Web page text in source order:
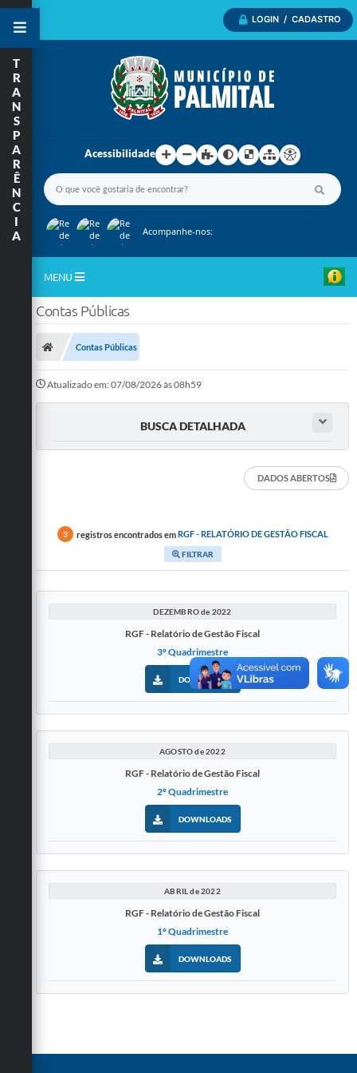
LOGIN / CADASTRO
Acessibilidade
Acompanhe-nos:
MENU
Inicio
A Nossa Cidade
T
R
A
N
S
P
A
R
Ê
N
C
I
A
Contas Públicas
Contas Públicas
Atualizado em: 07/08/2026 às 08h59
BUSCA DETALHADA
DADOS ABERTOS
3 registros encontrados emRGF - RELATÓRIO DE GESTÃO FISCAL
FILTRAR
DEZEMBRO de 2022
RGF - Relatório de Gestão Fiscal
3º Quadrimestre
DOWNLOADS
AGOSTO de 2022
RGF - Relatório de Gestão Fiscal
2º Quadrimestre
DOWNLOADS
ABRIL de 2022
RGF - Relatório de Gestão Fiscal
1º Quadrimestre
DOWNLOADS